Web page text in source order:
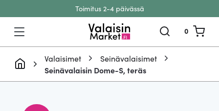
Toimitus 2-4 päivässä
Siirry sisältöön 0
Valaisimet
Seinävalaisimet
Seinävalaisin Dome-S, teräs